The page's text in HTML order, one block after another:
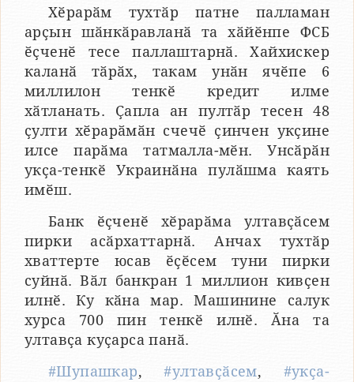
Хӗрарӑм тухтӑр патне палламан
арҫын шӑнкӑравланӑ та хӑйӗнпе ФСБ
ӗҫченӗ тесе паллаштарнӑ. Хайхискер
каланӑ тӑрӑх, такам унӑн ячӗпе 6
миллилон тенкӗ кредит илме
хӑтланать. Ҫапла ан пултӑр тесен 48
ҫулти хӗрарӑмӑн счечӗ ҫинчен укҫине
илсе парӑма татмалла-мӗн. Унсӑрӑн
укҫа-тенкӗ Украинӑна пулӑшма каять
имӗш.
Банк ӗҫченӗ хӗрарӑма ултавҫӑсем
пирки асӑрхаттарнӑ. Анчах тухтӑр
хваттерте юсав ӗҫӗсем туни пирки
суйнӑ. Вӑл банкран 1 миллион кивҫен
илнӗ. Ку кӑна мар. Машинине салук
хурса 700 пин тенкӗ илнӗ. Ӑна та
ултавҫа куҫарса панӑ.
#Шупашкар,#ултавҫӑсем, #укҫа-